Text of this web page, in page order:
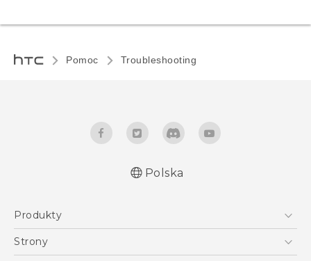
Pomoc Troubleshooting
Polska
Produkty
Smartfony
Strony